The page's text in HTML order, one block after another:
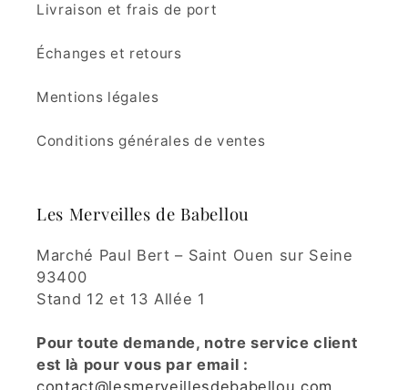
Livraison et frais de port
Échanges et retours
Mentions légales
Conditions générales de ventes
Les Merveilles de Babellou
Marché Paul Bert – Saint Ouen sur Seine
93400
Stand 12 et 13 Allée 1
Pour toute demande, notre service client
est là pour vous par email :